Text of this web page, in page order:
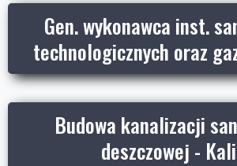
Gen. wykonawca inst.
technologicznych oraz
Budowa kanalizacji
deszczowej -